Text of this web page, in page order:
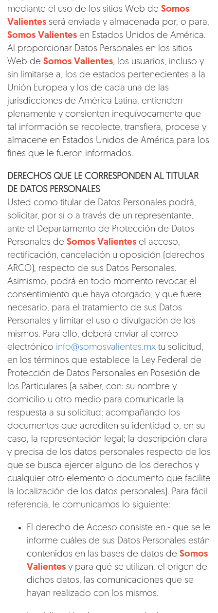
mediante el uso de los sitios Web de Somos
Valientes será enviada y almacenada por, o para,
Somos Valientes en Estados Unidos de América.
Al proporcionar Datos Personales en los sitios
Web de Somos Valientes, los usuarios, incluso y
sin limitarse a, los de estados pertenecientes a la
Unión Europea y los de cada una de las
jurisdicciones de América Latina, entienden
plenamente y consienten inequívocamente que
tal información se recolecte, transfiera, procese y
almacene en Estados Unidos de América para los
fines que le fueron informados.
DERECHOS QUE LE CORRESPONDEN AL TITULAR
DE DATOS PERSONALES
Usted como titular de Datos Personales podrá,
solicitar, por sí o a través de un representante,
ante el Departamento de Protección de Datos
Personales de Somos Valientes el acceso,
rectificación, cancelación u oposición (derechos
ARCO), respecto de sus Datos Personales.
Asimismo, podrá en todo momento revocar el
consentimiento que haya otorgado, y que fuere
necesario, para el tratamiento de sus Datos
Personales y limitar el uso o divulgación de los
mismos. Para ello, deberá enviar al correo
electrónico info@somosvalientes.mx tu solicitud,
en los términos que establece la Ley Federal de
Protección de Datos Personales en Posesión de
los Particulares (a saber, con: su nombre y
domicilio u otro medio para comunicarle la
respuesta a su solicitud; acompañando los
documentos que acrediten su identidad o, en su
caso, la representación legal; la descripción clara
y precisa de los datos personales respecto de los
que se busca ejercer alguno de los derechos y
cualquier otro elemento o documento que facilite
la localización de los datos personales). Para fácil
referencia, le comunicamos lo siguiente:
El derecho de Acceso consiste en.- que se le
informe cuáles de sus Datos Personales están
contenidos en las bases de datos de Somos
Valientes y para qué se utilizan, el origen de
dichos datos, las comunicaciones que se
hayan realizado con los mismos.